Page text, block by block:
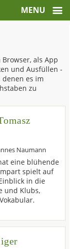
als App
und Ausfüllen -
es im
zu
Naumann
eine blühende
spielt auf
in die
und Klubs,